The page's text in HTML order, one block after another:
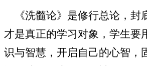
《洗髓论》是修行总论，封
才是真正的学习对象，学生要
识与智慧，开启自己的心智，